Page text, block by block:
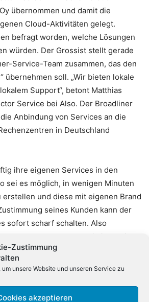
Zustimmung
unsere Website und unseren Service zu
akzeptieren
übernommen und damit die
Cloud-Aktivitäten gelegt.
befragt worden, welche Lösungen
würden. Der Grossist stellt gerade
Service-Team zusammen, das den
übernehmen soll. „Wir bieten lokale
Support“, betont Matthias
Service bei Also. Der Broadliner
Anbindung von Services an die
in Deutschland
ihre eigenen Services in den
sei es möglich, in wenigen Minuten
und diese mit eigenen Brand
seines Kunden kann der
sofort scharf schalten. Also
Partner versenden lediglich an ihre
mit ihrem Logo, so dass sich an
nichts ändere. Mit dem
sollen Partner Cloud-Services
Betrieb nehmen können. Die